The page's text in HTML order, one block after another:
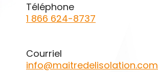
Téléphone
1 866 624-8737
Courriel
info@maitredelisolation.com